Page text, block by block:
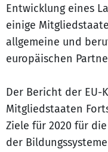
Entwicklung eines
einige
allgemeine und
europäischen
Der Bericht der EU-
Mitgliedstaaten
Ziele für 2020 für
der